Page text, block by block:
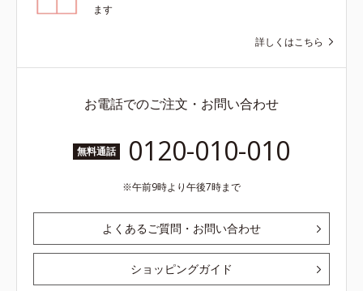
ます
詳しくはこちら
お電話でのご注文・お問い合わせ
無料通話 0120-010-010
午前9時より午後7時まで
よくあるご質問・お問い合わせ
ショッピングガイド